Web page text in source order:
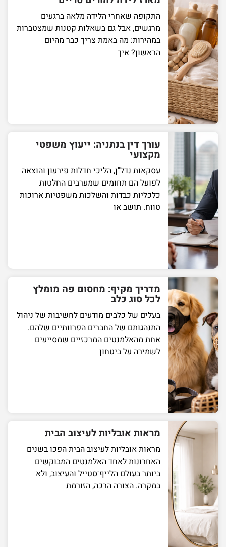
התקופה שאחרי הלידה מלאה ברגעים
מרגשים, אבל גם בשאלות קטנות שמצטברות
במהירות: מה באמת צריך כבר מהיום
הראשון? איך
עורך דין בנתניה: ייעוץ משפטי
מקצועי
עסקאות נדל"ן, הליכי חדלות פירעון והוצאה
לפועל הם תחומים שמערבים החלטות
כלכליות כבדות והשלכות משפטיות ארוכות
טווח. תושב או
מדריך מקיף: מחסום פה מומלץ
לכל סוג כלב
בעלים של כלבים מודעים לחשיבות של ניהול
התנהגותם של החברים הפרוותיים שלהם.
אחת מהאלמנטים המרכזיים שמסייעים
לשמירה על ביטחון
מראות אובליות לעיצוב הבית
מראות אובליות לעיצוב הבית הפכו בשנים
האחרונות לאחד האלמנטים המבוקשים
ביותר בעולם הלייף־סטייל והעיצוב, ולא
במקרה. הצורה הרכה, הזורמת